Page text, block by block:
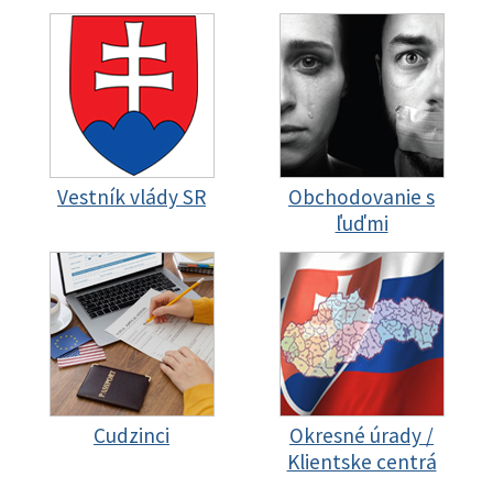
Vestník vlády SR
Obchodovanie s
ľuďmi
Cudzinci
Okresné úrady /
Klientske centrá